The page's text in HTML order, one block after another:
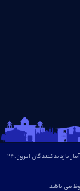
می باشد
آمار بازدیدکنندگان امروز :24